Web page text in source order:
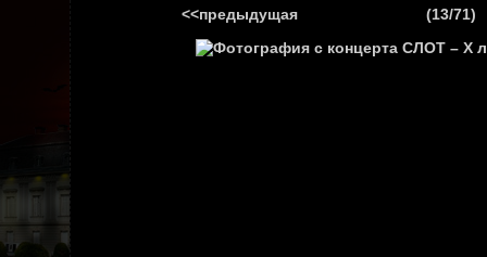
<<предыдущая (13/71)